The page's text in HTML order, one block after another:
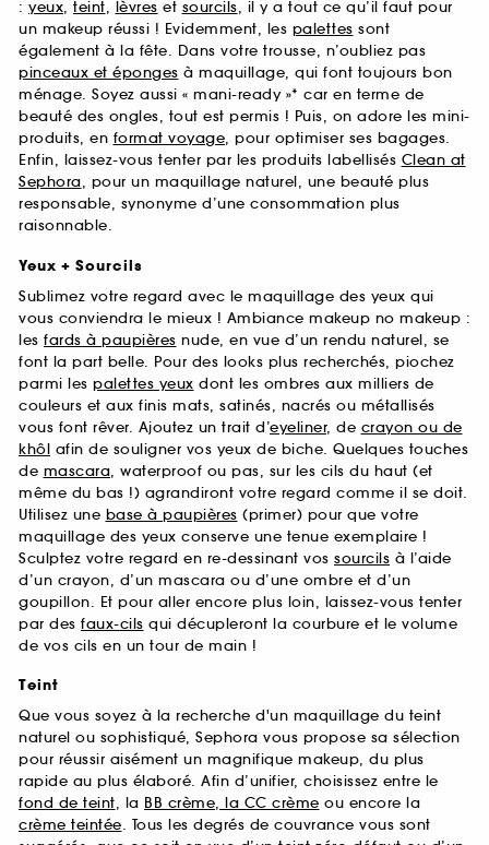
: yeux, teint, lèvres et sourcils, il y a tout ce qu’il faut pour
un makeup réussi ! Evidemment, les palettes sont
également à la fête. Dans votre trousse, n’oubliez pas
pinceaux et éponges à maquillage, qui font toujours bon
ménage. Soyez aussi « mani-ready »* car en terme de
beauté des ongles, tout est permis ! Puis, on adore les mini-
produits, en format voyage, pour optimiser ses bagages.
Enfin, laissez-vous tenter par les produits labellisés Clean at
Sephora, pour un maquillage naturel, une beauté plus
responsable, synonyme d’une consommation plus
raisonnable.
Yeux + Sourcils
Sublimez votre regard avec le maquillage des yeux qui
vous conviendra le mieux ! Ambiance makeup no makeup :
les fards à paupières nude, en vue d’un rendu naturel, se
font la part belle. Pour des looks plus recherchés, piochez
parmi les palettes yeux dont les ombres aux milliers de
couleurs et aux finis mats, satinés, nacrés ou métallisés
vous font rêver. Ajoutez un trait d’eyeliner, de crayon ou de
khôl afin de souligner vos yeux de biche. Quelques touches
de mascara, waterproof ou pas, sur les cils du haut (et
même du bas !) agrandiront votre regard comme il se doit.
Utilisez une base à paupières (primer) pour que votre
maquillage des yeux conserve une tenue exemplaire !
Sculptez votre regard en re-dessinant vos sourcils à l’aide
d’un crayon, d’un mascara ou d’une ombre et d’un
goupillon. Et pour aller encore plus loin, laissez-vous tenter
par des faux-cils qui décupleront la courbure et le volume
de vos cils en un tour de main !
Teint
Que vous soyez à la recherche d'un maquillage du teint
naturel ou sophistiqué, Sephora vous propose sa sélection
pour réussir aisément un magnifique makeup, du plus
rapide au plus élaboré. Afin d’unifier, choisissez entre le
fond de teint, la BB crème, la CC crème ou encore la
crème teintée. Tous les degrés de couvrance vous sont